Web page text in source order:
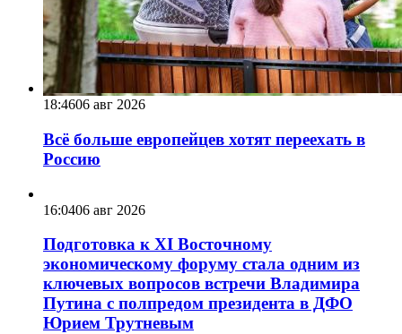
18:4606 авг 2026
Всё больше европейцев хотят переехать в
Россию
16:0406 авг 2026
Подготовка к XI Восточному
экономическому форуму стала одним из
ключевых вопросов встречи Владимира
Путина с полпредом президента в ДФО
Юрием Трутневым